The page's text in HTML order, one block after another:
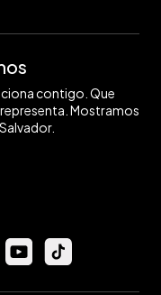
contigo. Que
Mostramos